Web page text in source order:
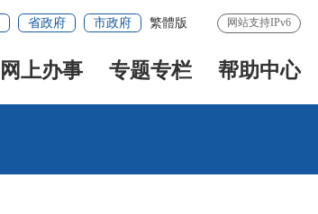
省政府 市政府 繁體版 网站支持IPv6
网上办事 专题专栏 帮助中心